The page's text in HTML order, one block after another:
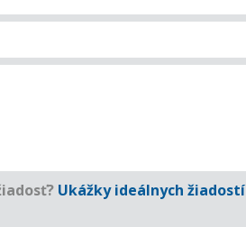
Ukážky ideálnych žiadostí